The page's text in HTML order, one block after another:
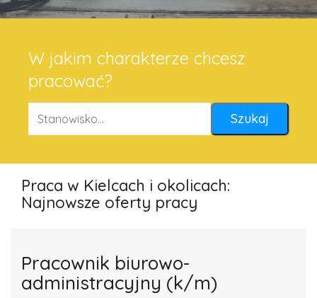
W jakim charakterze chcesz
pracować?
Praca w Kielcach i okolicach:
Najnowsze oferty pracy
Pracownik biurowo-
administracyjny (k/m)